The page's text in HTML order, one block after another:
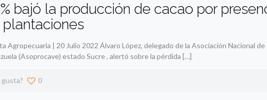
bajó la producción de cacao por
plantaciones
Agropecuaria | 20 Julio 2022 Álvaro López, delegado de la Asociación Nacional
(Asoprocave) estado Sucre , alertó sobre la pérdida […]
gusta? 0